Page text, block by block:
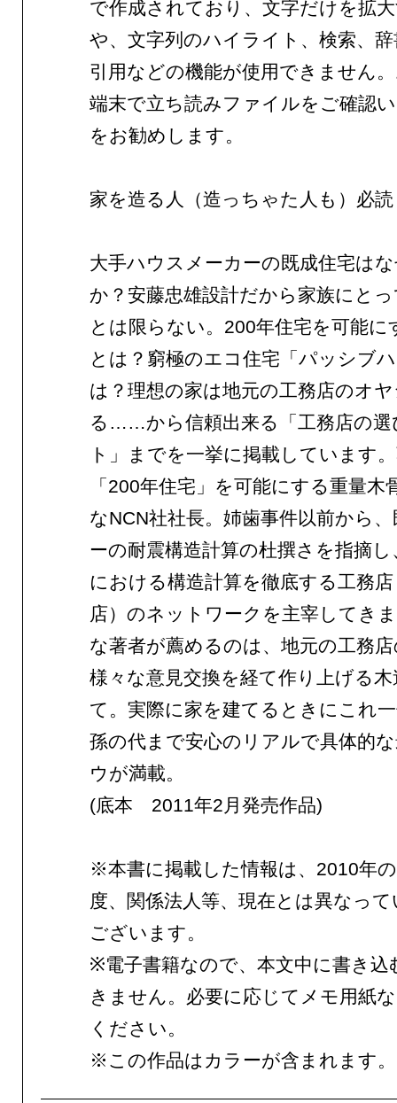
で作成されており、文字だけを拡
や、文字列のハイライト、検索、
引用などの機能が使用できません
端末で立ち読みファイルをご確認
をお勧めします。
家を造る人（造っちゃた人も）必読
大手ハウスメーカーの既成住宅は
か？安藤忠雄設計だから家族にと
とは限らない。200年住宅を可能に
とは？窮極のエコ住宅「パッシブ
は？理想の家は地元の工務店のオ
る……から信頼出来る「工務店の選
ト」までを一挙に掲載しています
「200年住宅」を可能にする重量木
なNCN社社長。姉歯事件以前から
ーの耐震構造計算の杜撰さを指摘し
における構造計算を徹底する工務
店）のネットワークを主宰してき
な著者が薦めるのは、地元の工務
様々な意見交換を経て作り上げる
て。実際に家を建てるときにこれ
孫の代まで安心のリアルで具体的
ウが満載。
(底本 2011年2月発売作品)
※本書に掲載した情報は、2010年
度、関係法人等、現在とは異なっ
ございます。
※電子書籍なので、本文中に書き込
きません。必要に応じてメモ用紙
ください。
※この作品はカラーが含まれます。